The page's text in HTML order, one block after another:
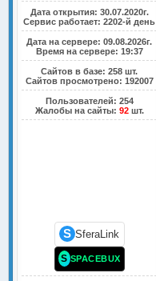
Дата открытия: 30.07.2020г.
Сервис работает: 2202-й день
Дата на сервере: 09.08.2026г.
Время на сервере: 19:37
Сайтов в базе: 258 шт.
Сайтов просмотрено: 192007
Пользователей: 254
Жалобы на сайты: 92шт.
S SferaLink
S SPACEBUX